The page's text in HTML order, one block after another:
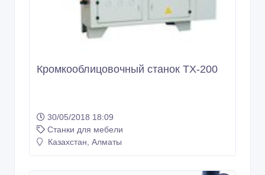
Кромкооблицовочный станок TX-200
30/05/2018 18:09
Станки для мебели
Казахстан, Алматы